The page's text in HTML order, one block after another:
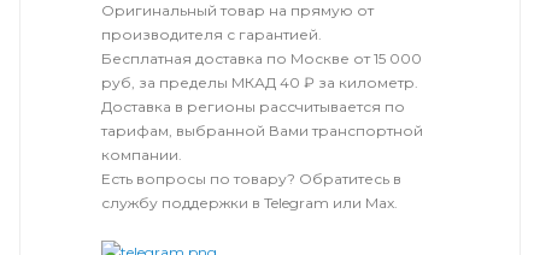
Оригинальный товар на прямую от
производителя с гарантией.
Бесплатная доставка по Москве от 15 000
руб, за пределы МКАД 40 ₽ за километр.
Доставка в регионы рассчитывается по
тарифам, выбранной Вами транспортной
компании.
Есть вопросы по товару? Обратитесь в
службу поддержки в Telegram или Max.